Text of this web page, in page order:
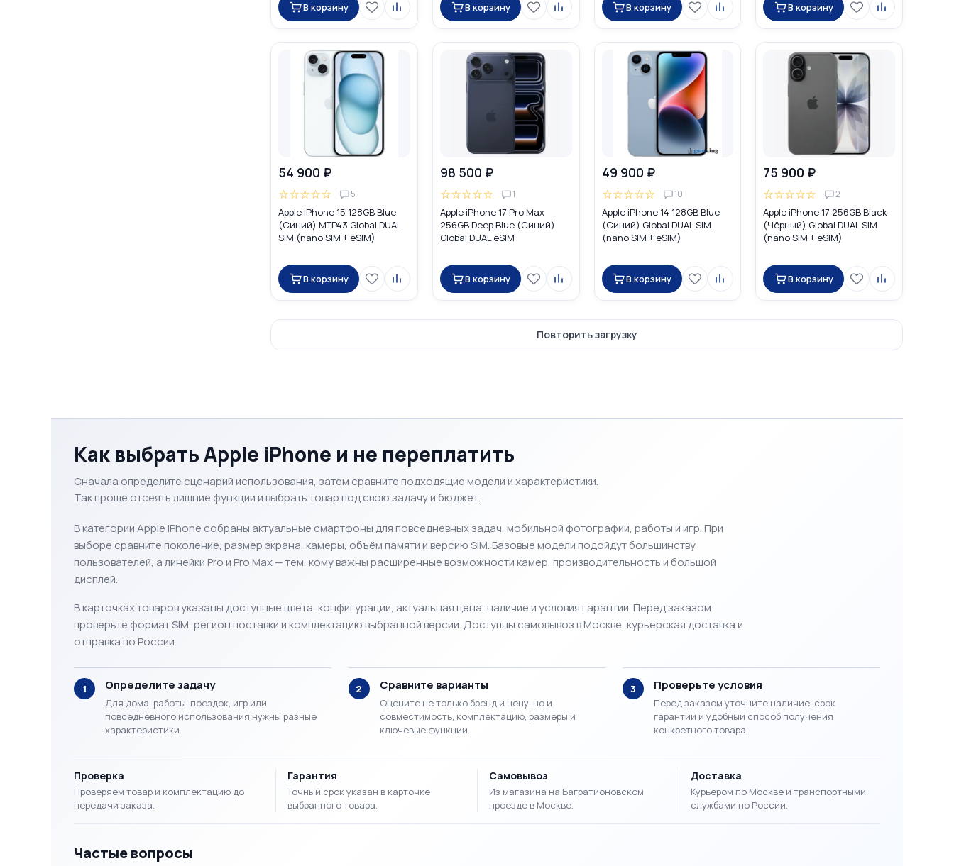
В корзину В корзину В корзину В корзину
54 900 ₽
☆☆☆☆☆ 5
Apple iPhone 15 128GB Blue
(Синий) MTP43 Global DUAL
SIM (nano SIM + eSIM)
В корзину
98 500 ₽
☆☆☆☆☆ 1
Apple iPhone 17 Pro Max
256GB Deep Blue (Синий)
Global DUAL eSIM
В корзину
49 900 ₽
☆☆☆☆☆ 10
Apple iPhone 14 128GB Blue
(Синий) Global DUAL SIM
(nano SIM + eSIM)
В корзину
75 900 ₽
☆☆☆☆☆ 2
Apple iPhone 17 256GB Black
(Чёрный) Global DUAL SIM
(nano SIM + eSIM)
В корзину
Повторить загрузку
Как выбрать Apple iPhone и не переплатить
Сначала определите сценарий использования, затем сравните подходящие модели и характеристики.
Так проще отсеять лишние функции и выбрать товар под свою задачу и бюджет.
В категории Apple iPhone собраны актуальные смартфоны для повседневных задач, мобильной фотографии, работы и игр. При
выборе сравните поколение, размер экрана, камеры, объём памяти и версию SIM. Базовые модели подойдут большинству
пользователей, а линейки Pro и Pro Max — тем, кому важны расширенные возможности камер, производительность и большой
дисплей.
В карточках товаров указаны доступные цвета, конфигурации, актуальная цена, наличие и условия гарантии. Перед заказом
проверьте формат SIM, регион поставки и комплектацию выбранной версии. Доступны самовывоз в Москве, курьерская доставка и
отправка по России.
1 Определите задачу
Для дома, работы, поездок, игр или
повседневного использования нужны разные
характеристики.
2 Сравните варианты
Оцените не только бренд и цену, но и
совместимость, комплектацию, размеры и
ключевые функции.
3 Проверьте условия
Перед заказом уточните наличие, срок
гарантии и удобный способ получения
конкретного товара.
Проверка
Проверяем товар и комплектацию до
передачи заказа.
Гарантия
Точный срок указан в карточке
выбранного товара.
Самовывоз
Из магазина на Багратионовском
проезде в Москве.
Доставка
Курьером по Москве и транспортными
службами по России.
Частые вопросы